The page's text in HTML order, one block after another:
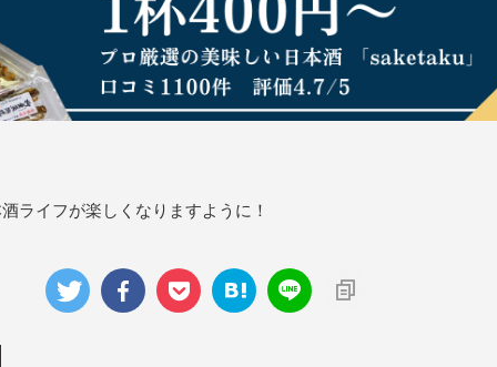
ライフが楽しくなりますように！